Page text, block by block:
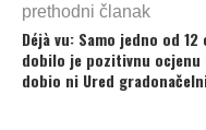
prethodni članak
Déjà vu: Samo jedno od
dobilo je pozitivnu
dobio ni Ured